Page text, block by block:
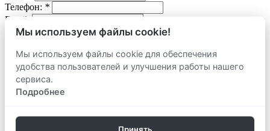
Телефон: *
Email:
Я согласен наобработку персональных данных
Отправить
Оставить заявку
продать
Вид объекта:
Мы используем файлы cookie!
Мы используем файлы cookie для обеспечения
удобства пользователей и улучшения работы нашего
сервиса.
Подробнее
Принять